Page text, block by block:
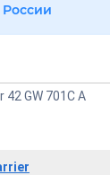
России
GW 701C A